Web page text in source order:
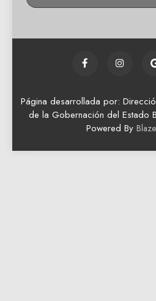
Página desarrollada por:
de la Gobernación del Estado
Powered By